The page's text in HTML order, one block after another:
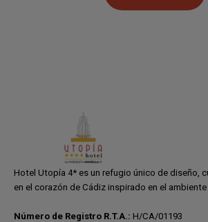
Hotel Utopía 4* es un refugio único de diseño,
en el corazón de Cádiz inspirado en el
Número de Registro R.T.A.: H/CA/01193